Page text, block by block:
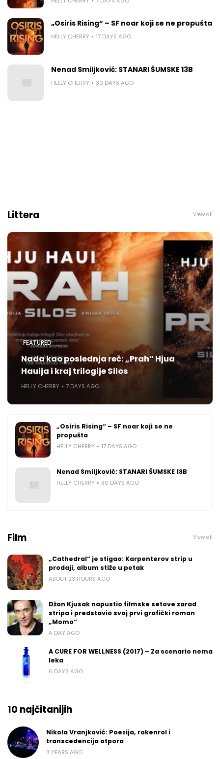
„Osiris Rising“ – SF noar koji se ne propušta
HELLY CHERRY 17 DAYS AGO
Nenad Smiljković: STANARI ŠUMSKE 13B
HELLY CHERRY 30 DAYS AGO
Littera View all
FEATURED
Nada kao poslednja reč: „Prah“ Hjua
Hauija i kraj trilogije Silos
HELLY CHERRY 7 DAYS AGO
„Osiris Rising“ – SF noar koji se ne
propušta
HELLY CHERRY 17 DAYS AGO
Nenad Smiljković: STANARI ŠUMSKE 13B
HELLY CHERRY 30 DAYS AGO
Film View all
„Cathedral“ je stigao: Karpenterov strip u
prodaji, album stiže u petak
ABOUT 23 HOURS AGO
Džon Kjusak napustio filmske setove zarad
stripa i predstavio svoj prvi grafički roman
„Momo“
A DAY AGO
A CURE FOR WELLNESS (2017) – Za scenario nema
leka
6 DAYS AGO
10 najčitanijih
Nikola Vranjković: Poezija, rokenrol i
transcedencija otpora
3 YEARS AGO